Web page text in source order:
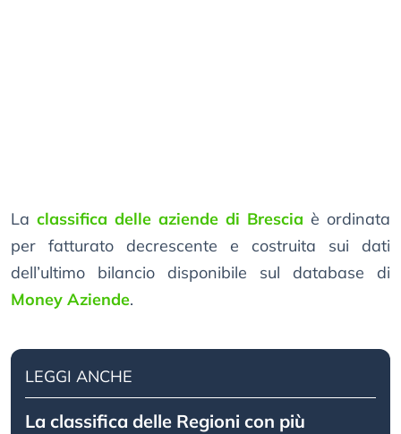
La classifica delle aziende di Brescia è ordinata
per fatturato decrescente e costruita sui dati
dell’ultimo bilancio disponibile sul database di
Money Aziende.
LEGGI ANCHE
La classifica delle Regioni con più